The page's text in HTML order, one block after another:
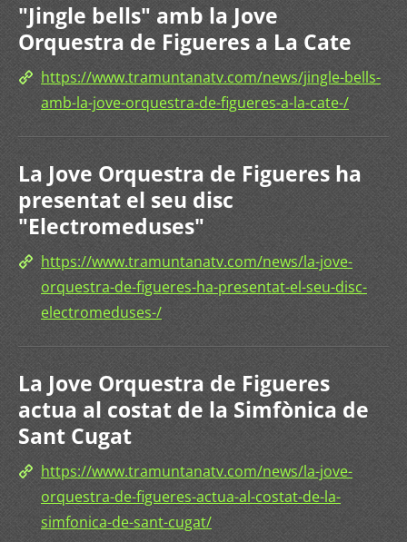
"Jingle bells" amb la Jove
Orquestra de Figueres a La Cate
https://www.tramuntanatv.com/news/jingle-bells-
amb-la-jove-orquestra-de-figueres-a-la-cate-/
La Jove Orquestra de Figueres ha
presentat el seu disc
"Electromeduses"
https://www.tramuntanatv.com/news/la-jove-
orquestra-de-figueres-ha-presentat-el-seu-disc-
electromeduses-/
La Jove Orquestra de Figueres
actua al costat de la Simfònica de
Sant Cugat
https://www.tramuntanatv.com/news/la-jove-
orquestra-de-figueres-actua-al-costat-de-la-
simfonica-de-sant-cugat/